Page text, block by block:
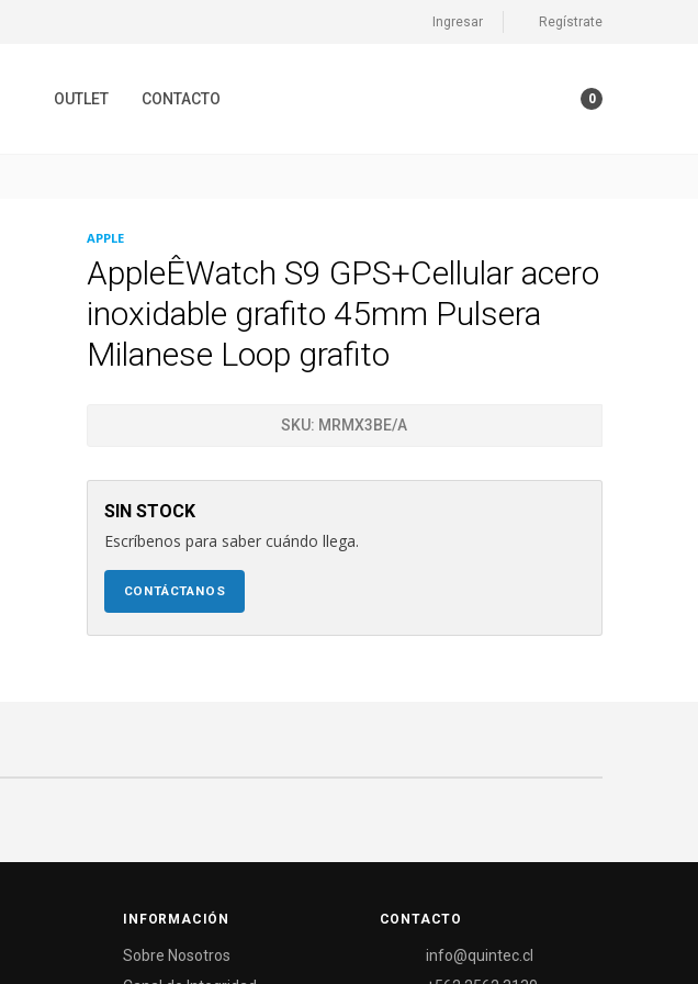
Ingresar Regístrate
OUTLET CONTACTO 0
APPLE
AppleÊWatch S9 GPS+Cellular acero
inoxidable grafito 45mm Pulsera
Milanese Loop grafito
SKU: MRMX3BE/A
SIN STOCK
Escríbenos para saber cuándo llega.
CONTÁCTANOS
INFORMACIÓN
Sobre Nosotros
CONTACTO
info@quintec.cl